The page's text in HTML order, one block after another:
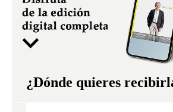
¿Dónde quieres